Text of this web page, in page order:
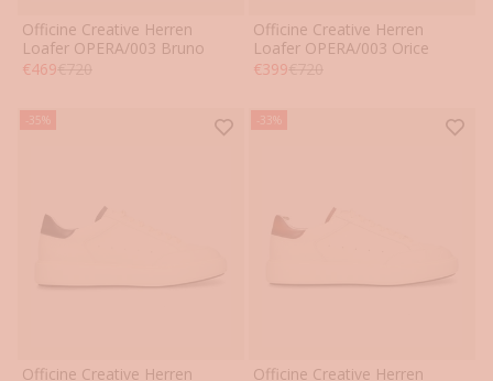
42 43 44
Officine Creative Herren
Loafer OPERA/003 Bruno
Angebot
€469Regulärer Preis
€720
42 43 44 45
Officine Creative Herren
Loafer OPERA/003 Orice
Angebot
€399Regulärer Preis
€720
-35%
Officine Creative Herren
-33%
Officine Creative Herren